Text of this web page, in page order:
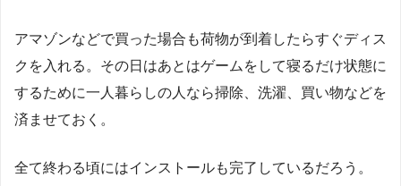
アマゾンなどで買った場合も荷物が到着したらすぐディス
クを入れる。その日はあとはゲームをして寝るだけ状態に
するために一人暮らしの人なら掃除、洗濯、買い物などを
済ませておく。
全て終わる頃にはインストールも完了しているだろう。